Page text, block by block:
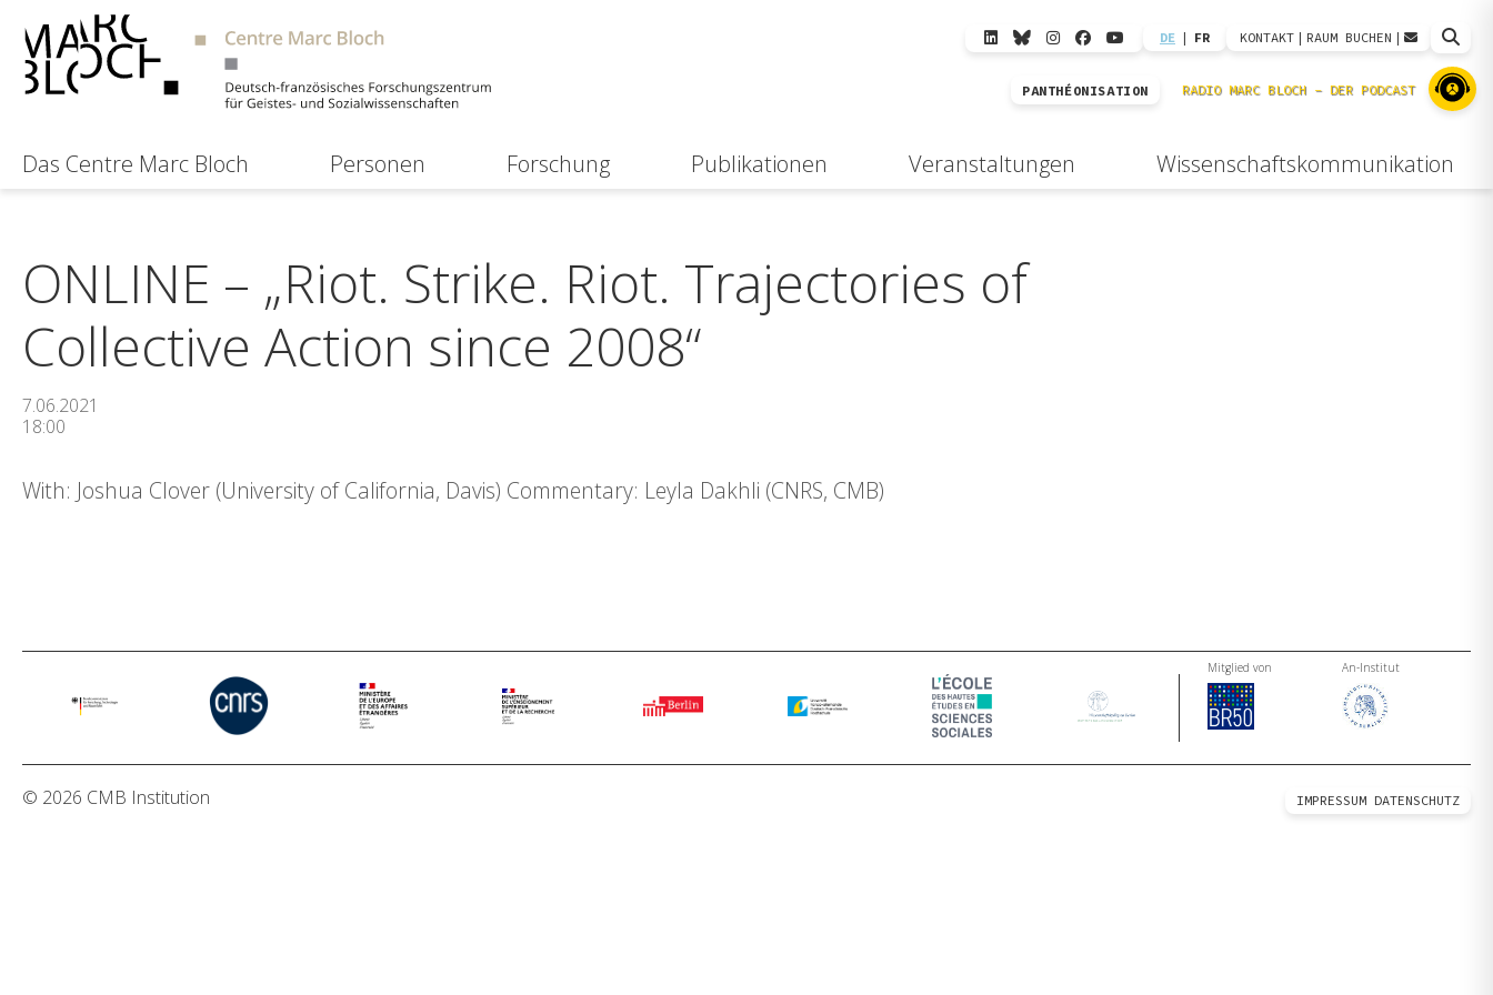
DE | FR KONTAKT | RAUM BUCHEN |
PANTHÉONISATION
Das Centre Marc Bloch Personen Forschung Publikationen Veranstaltungen Wissenschaftskommunikation
ONLINE – „Riot. Strike. Riot. Trajectories of
Collective Action since 2008“
7.06.2021
18:00
With: Joshua Clover (University of California, Davis) Commentary: Leyla Dakhli (CNRS, CMB)
Mitglied von An-Institut
© 2026 CMB Institution IMPRESSUM DATENSCHUTZ